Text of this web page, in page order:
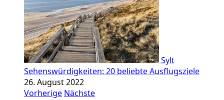
Sylt
Sehenswürdigkeiten: 20 beliebte Ausflugsziele
26. August 2022
Vorherige Nächste